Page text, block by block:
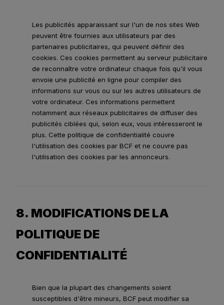
Les publicités apparaissant sur l'un de nos sites Web
peuvent être fournies aux utilisateurs par des
partenaires publicitaires, qui peuvent définir des
cookies. Ces cookies permettent au serveur publicitaire
de reconnaître votre ordinateur chaque fois qu'il vous
envoie une publicité en ligne pour compiler des
informations sur vous ou sur les autres utilisateurs de
votre ordinateur. Ces informations permettent
notamment aux réseaux publicitaires de diffuser des
publicités ciblées qui, selon eux, vous intéresseront le
plus. Cette politique de confidentialité couvre
l'utilisation des cookies par BCF et ne couvre pas
l'utilisation des cookies par les annonceurs.
8. MODIFICATIONS DE LA
POLITIQUE DE
CONFIDENTIALITÉ
Bien que la plupart des changements soient
susceptibles d'être mineurs, BCF peut modifier sa